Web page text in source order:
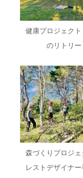
健康プロジェク
のリトリー
森づくりプロジ
レストデザイナー